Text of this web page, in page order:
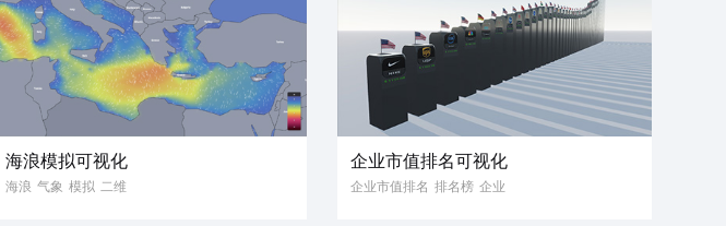
海浪模拟可视化
海浪 气象 模拟 二维
企业市值排名可视化
企业市值排名 排名榜 企业